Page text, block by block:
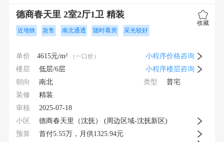
德商春天里 2室2厅1卫 精装
收藏
近地铁
急售 南北通透 随时看房 采光较好
单价 4615元/m² （一口价） 小程序价格咨询
楼层 低层/6层 小程序楼层咨询
朝向 南北 类型 普宅
装修 精装
审核 2025-07-18
小区 德商春天里（沈抚） (周边区域-沈抚新区)
预算 首付5.55万，月供1325.94元